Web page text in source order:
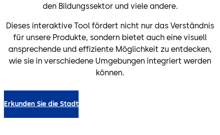
den Bildungssektor und viele andere.
Dieses interaktive Tool fördert nicht nur das Verständnis
für unsere Produkte, sondern bietet auch eine visuell
ansprechende und effiziente Möglichkeit zu entdecken,
wie sie in verschiedene Umgebungen integriert werden
können.
Erkunden Sie die Stadt